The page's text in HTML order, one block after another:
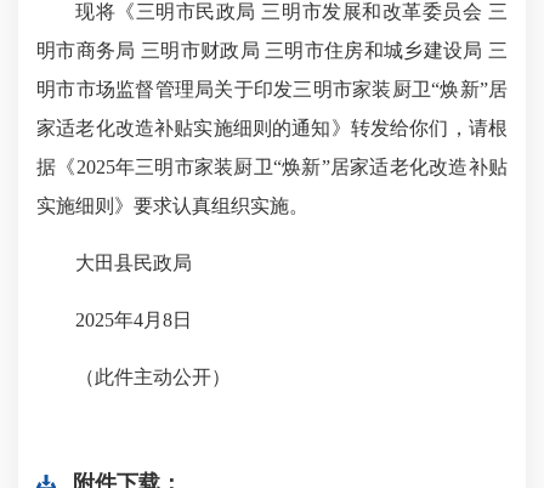
现将《三明市民政局 三明市发展和改革委员会 三
明市商务局 三明市财政局 三明市住房和城乡建设局 三
明市市场监督管理局关于印发三明市家装厨卫“焕新”居
家适老化改造补贴实施细则的通知》转发给你们，请根
据《2025年三明市家装厨卫“焕新”居家适老化改造补贴
实施细则》要求认真组织实施。
大田县民政局
2025年4月8日
（此件主动公开）
附件下载：